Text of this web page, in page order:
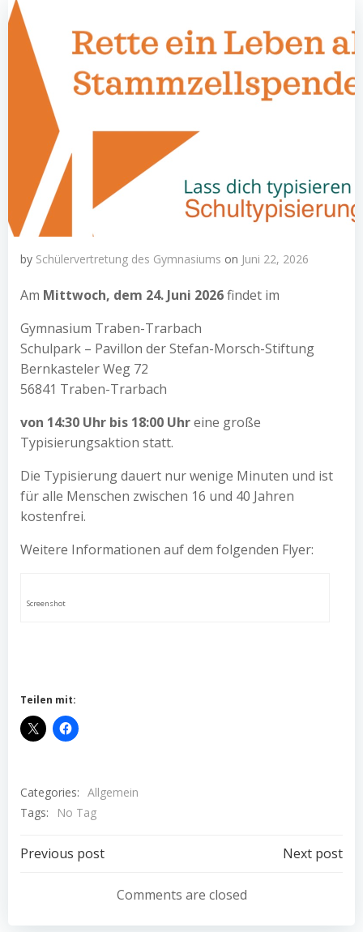
by Schülervertretung des Gymnasiums on Juni 22, 2026
Am Mittwoch, dem 24. Juni 2026findet im
Gymnasium Traben-Trarbach
Schulpark – Pavillon der Stefan-Morsch-Stiftung
Bernkasteler Weg 72
56841 Traben-Trarbach
von 14:30 Uhr bis 18:00 Uhreine große
Typisierungsaktion statt.
Die Typisierung dauert nur wenige Minuten und ist
für alle Menschen zwischen 16 und 40 Jahren
kostenfrei.
Weitere Informationen auf dem folgenden Flyer:
Screenshot
Teilen mit:
Categories: Allgemein
Tags:
No Tag
Post
navigation
Previous post
navigation
Next post
Comments are closed